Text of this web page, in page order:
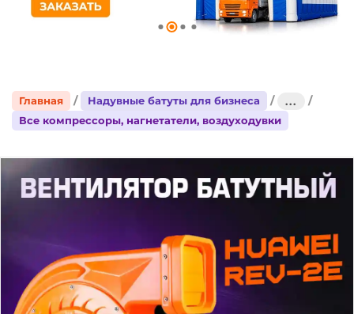
Главная Надувные батуты для бизнеса
...
Все компрессоры, нагнетатели, воздуходувки